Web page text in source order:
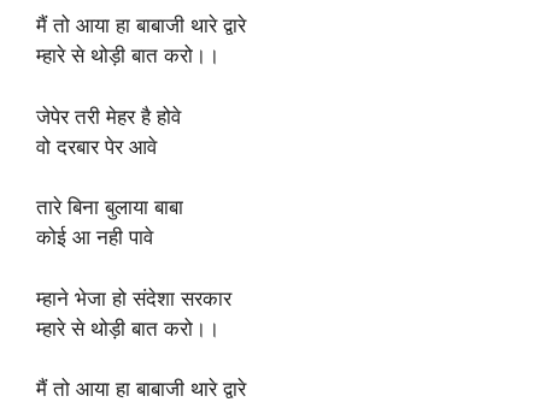
मैं तो आया हा बाबाजी थारे द्वारे
म्हारे से थोड़ी बात करो।।
जेपेर तरी मेहर है होवे
वो दरबार पेर आवे
तारे बिना बुलाया बाबा
कोई आ नही पावे
म्हाने भेजा हो संदेशा सरकार
म्हारे से थोड़ी बात करो।।
मैं तो आया हा बाबाजी थारे द्वारे